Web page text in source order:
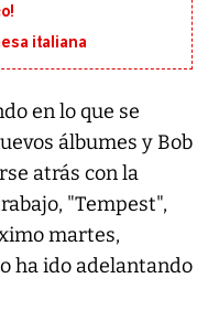
italiana
en lo que se
álbumes y Bob
atrás con la
"Tempest",
martes,
ha ido adelantando